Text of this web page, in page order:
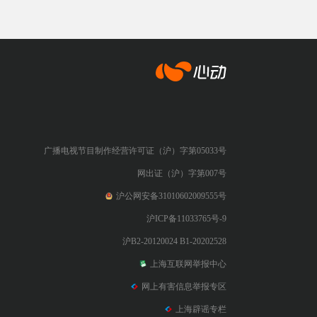
广播电视节目制作经营许可证（沪）字第05033号
网出证（沪）字第007号
沪公网安备31010602009555号
沪ICP备11033765号-9
沪B2-20120024 B1-20202528
上海互联网举报中心
网上有害信息举报专区
上海辟谣专栏
心动网络